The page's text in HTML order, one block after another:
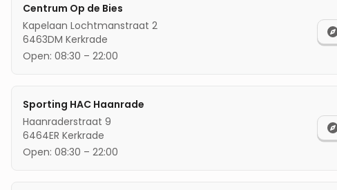
Centrum Op de Bies
Kapelaan Lochtmanstraat 2
6463DM Kerkrade
Open: 08:30 – 22:00
Sporting HAC Haanrade
Haanraderstraat 9
6464ER Kerkrade
Open: 08:30 – 22:00